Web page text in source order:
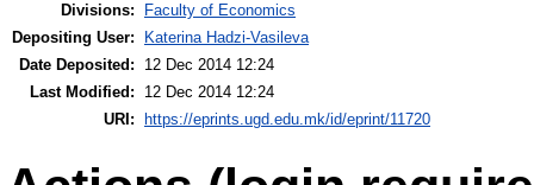
Divisions:
Faculty of Economics
Depositing User:
Katerina Hadzi-Vasileva
Date Deposited:
12 Dec 2014 12:24
Last Modified:
12 Dec 2014 12:24
URI:
https://eprints.ugd.edu.mk/id/eprint/11720